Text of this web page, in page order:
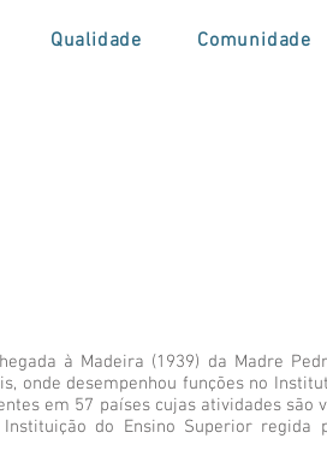
Qualidade Comunidade
à Madeira (1939) da Madre
onde desempenhou funções no
em 57 países cujas atividades são
do Ensino Superior regida